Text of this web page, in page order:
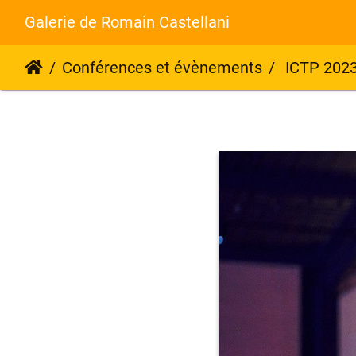
Galerie de Romain Castellani
Conférences et évènements ICTP